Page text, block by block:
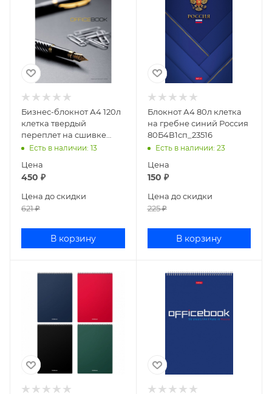
Бизнес-блокнот А4 120л
клетка твердый
переплет на сшивке
Office Book
Есть в наличии: 13
Цена
450 ₽
Цена до скидки
621₽
В корзину
Блокнот А4 80л клетка
на гребне синий Россия
80Б4В1сп_23516
Есть в наличии: 23
Цена
150 ₽
Цена до скидки
225₽
В корзину